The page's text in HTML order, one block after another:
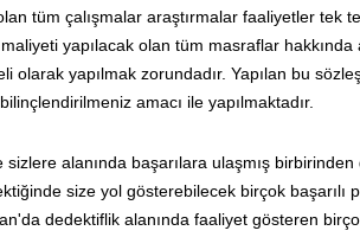
tüm çalışmalar araştırmalar faaliyetler tek
yapılacak olan tüm masraflar hakkında
olarak yapılmak zorundadır. Yapılan bu
amacı ile yapılmaktadır.
sizlere alanında başarılara ulaşmış
size yol gösterebilecek birçok
dedektiflik alanında faaliyet gösteren